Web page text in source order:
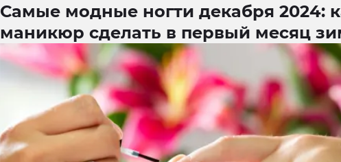
Самые модные ногти декабря 2024:
маникюр сделать в первый месяц